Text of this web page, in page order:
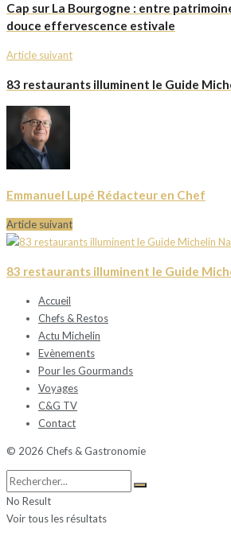
Cap sur La Bourgogne : entre
douce effervescence estivale
Article suivant
83 restaurants illuminent le Guide
Emmanuel Lupé Rédacteur en Chef
Article suivant
83 restaurants illuminent le Guide
Accueil
Chefs & Restos
Actu Michelin
Evènements
Pour les Gourmands
Voyages
C&G TV
Contact
© 2026 Chefs & Gastronomie
No Result
Voir tous les résultats